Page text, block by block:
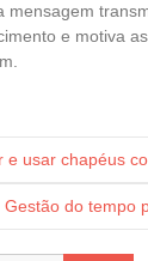
mensagem
e motiva
e usar chapéus
Gestão do tempo